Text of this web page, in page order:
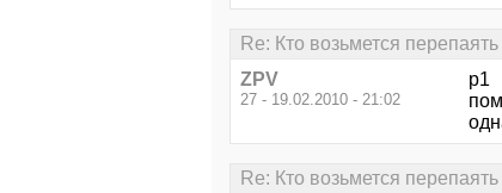
Re: Кто возьмется перепаять
ZPV
27 - 19.02.2010 - 21:02
p1
Re: Кто возьмется перепаять